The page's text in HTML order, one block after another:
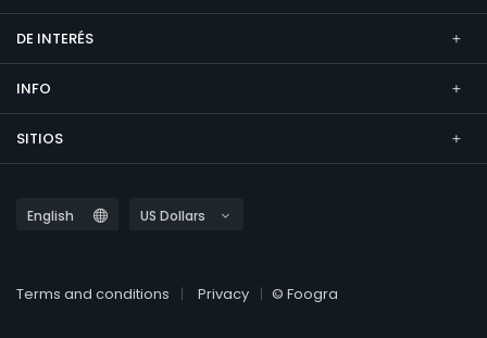
DE INTERÉS
INFO
SITIOS
Terms and conditions Privacy © Foogra